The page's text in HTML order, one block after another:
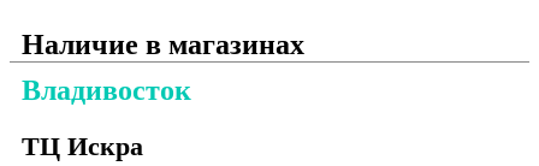
Наличие в магазинах
Владивосток
ТЦ Искра